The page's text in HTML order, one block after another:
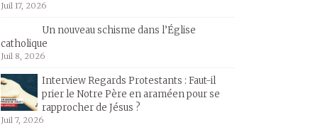
Juil 17, 2026
Un nouveau schisme dans l’Église
catholique
Juil 8, 2026
Interview Regards Protestants : Faut-il
prier le Notre Père en araméen pour se
rapprocher de Jésus ?
Juil 7, 2026